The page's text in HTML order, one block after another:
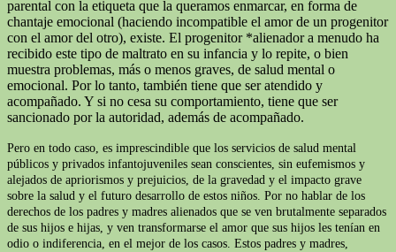
parental con la etiqueta que la queramos enmarcar, en forma de
chantaje emocional (haciendo incompatible el amor de un progenitor
con el amor del otro), existe. El progenitor *alienador a menudo ha
recibido este tipo de maltrato en su infancia y lo repite, o bien
muestra problemas, más o menos graves, de salud mental o
emocional. Por lo tanto, también tiene que ser atendido y
acompañado. Y si no cesa su comportamiento, tiene que ser
sancionado por la autoridad, además de acompañado.
Pero en todo caso, es imprescindible que los servicios de salud mental
públicos y privados infantojuveniles sean conscientes, sin eufemismos y
alejados de apriorismos y prejuicios, de la gravedad y el impacto grave
sobre la salud y el futuro desarrollo de estos niños. Por no hablar de los
derechos de los padres y madres alienados que se ven brutalmente separados
de sus hijos e hijas, y ven transformarse el amor que sus hijos les tenían en
odio o indiferencia, en el mejor de los casos. Estos padres y madres,